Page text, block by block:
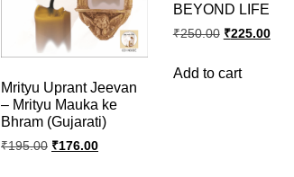
Mrityu Uprant Jeevan
– Mrityu Mauka ke
Bhram (Gujarati)
₹195.00 ₹176.00
BEYOND LIFE
₹250.00 ₹225.00
Add to cart